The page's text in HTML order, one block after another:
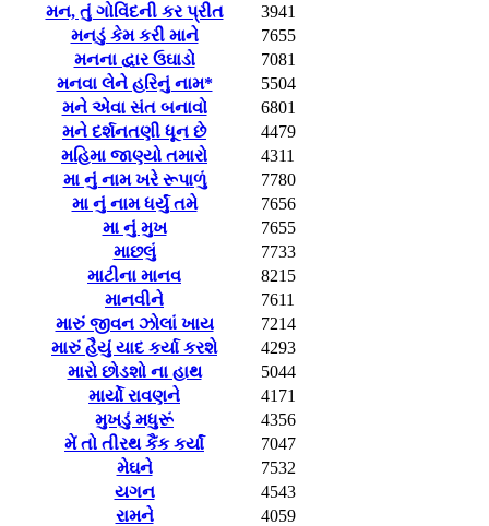
મન, તું ગોવિંદની કર પ્રીત
3941
મનડું કેમ કરી માને
7655
મનના દ્વાર ઉઘાડો
7081
મનવા લેને હરિનું નામ*
5504
મને એવા સંત બનાવો
6801
મને દર્શનતણી ધૂન છે
4479
મહિમા જાણ્યો તમારો
4311
મા નું નામ ખરે રૂપાળું
7780
મા નું નામ ધર્યું તમે
7656
મા નું મુખ
7655
માછલું
7733
માટીના માનવ
8215
માનવીને
7611
મારું જીવન ઝોલાં ખાય
7214
મારું હૈયું યાદ કર્યા કરશે
4293
મારો છોડશો ના હાથ
5044
માર્યો રાવણને
4171
મુખડું મધુરૂં
4356
મેં તો તીરથ કૈંક કર્યાં
7047
મેઘને
7532
યગન
4543
રામને
4059